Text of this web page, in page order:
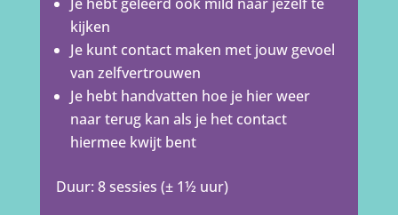
kijken
Je kunt contact maken met jouw gevoel
van zelfvertrouwen
Je hebt handvatten hoe je hier weer
naar terug kan als je het contact
hiermee kwijt bent
Duur: 8 sessies (± 1½ uur)